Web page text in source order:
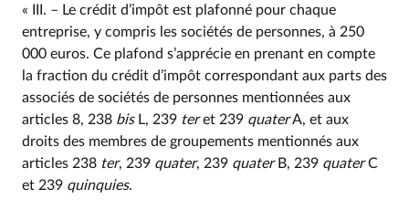
« III. – Le crédit d’impôt est plafonné pour chaque
entreprise, y compris les sociétés de personnes, à 250
000 euros. Ce plafond s’apprécie en prenant en compte
la fraction du crédit d’impôt correspondant aux parts des
associés de sociétés de personnes mentionnées aux
articles 8, 238 bisL, 239 teret 239 quaterA, et aux
droits des membres de groupements mentionnés aux
articles 238 ter, 239 quater, 239 quaterB, 239 quaterC
et 239 quinquies.